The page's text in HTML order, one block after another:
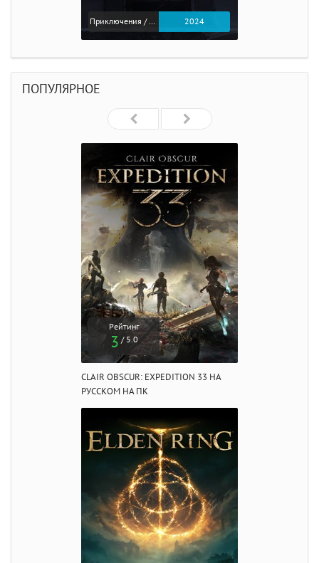
Приключения / Экшен 2024
ПОПУЛЯРНОЕ
Рейтинг
3 / 5.0
CLAIR OBSCUR: EXPEDITION 33 НА
РУССКОМ НА ПК